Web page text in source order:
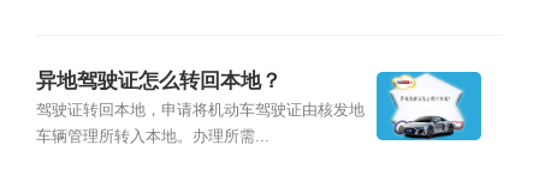
异地驾驶证怎么转回本地？
驾驶证转回本地，申请将机动车驾驶证由核发地
车辆管理所转入本地。办理所需...